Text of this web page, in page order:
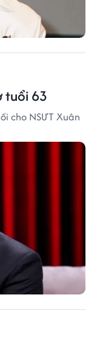
tuổi 63
cho NSƯT Xuân